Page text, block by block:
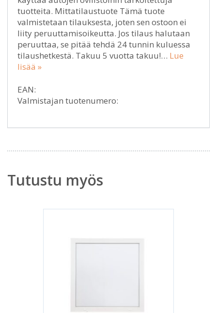
tuotteita. Mittatilaustuote Tämä tuote
valmistetaan tilauksesta, joten sen ostoon ei
liity peruuttamisoikeutta. Jos tilaus halutaan
peruuttaa, se pitää tehdä 24 tunnin kuluessa
tilaushetkestä. Takuu 5 vuotta takuu!… Lue
lisää »
EAN:
Valmistajan tuotenumero:
Tutustu myös